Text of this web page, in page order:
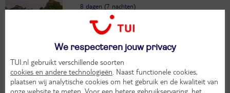
KASSAKORTING
8 dagen (7 nachten)
Amsterdam - Venetie
All Inclusive
Transfer
per persoon
Alle verplichte kosten inbegrepen!
We respecteren jouw privacy
TUI.nl gebruikt verschillende soorten
cookies en andere technologieën . Naast functionele cookies,
plaatsen wij analytische cookies om het gebruik en de kwaliteit van
onze website te meten. Voor een betere gebruikservaring, het